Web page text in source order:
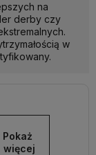
na
derby czy
w
Pokaż
więcej